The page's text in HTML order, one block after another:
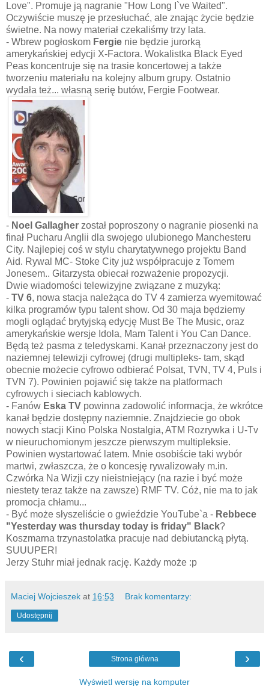
Love". Promuje ją nagranie "How Long I`ve Waited".
Oczywiście muszę je przesłuchać, ale znając życie będzie
świetne. Na nowy materiał czekaliśmy trzy lata.
- Wbrew pogłoskom Fergie nie będzie jurorką
amerykańskiej edycji X-Factora. Wokalistka Black Eyed
Peas koncentruje się na trasie koncertowej a także
tworzeniu materiału na kolejny album grupy. Ostatnio
wydała też... własną serię butów, Fergie Footwear.
- Noel Gallagher został poproszony o nagranie piosenki na
finał Pucharu Anglii dla swojego ulubionego Manchesteru
City. Najlepiej coś w stylu charytatywnego projektu Band
Aid. Rywal MC- Stoke City już współpracuje z Tomem
Jonesem.. Gitarzysta obiecał rozważenie propozycji.
Dwie wiadomości telewizyjne związane z muzyką:
- TV 6, nowa stacja należąca do TV 4 zamierza wyemitować
kilka programów typu talent show. Od 30 maja będziemy
mogli oglądać brytyjską edycję Must Be The Music, oraz
amerykańskie wersje Idola, Mam Talent i You Can Dance.
Będą też pasma z teledyskami. Kanał przeznaczony jest do
naziemnej telewizji cyfrowej (drugi multipleks- tam, skąd
obecnie możecie cyfrowo odbierać Polsat, TVN, TV 4, Puls i
TVN 7). Powinien pojawić się także na platformach
cyfrowych i sieciach kablowych.
- Fanów Eska TV powinna zadowolić informacja, że wkrótce
kanał będzie dostępny naziemnie. Znajdziecie go obok
nowych stacji Kino Polska Nostalgia, ATM Rozrywka i U-Tv
w nieuruchomionym jeszcze pierwszym multipleksie.
Powinien wystartować latem. Mnie osobiście taki wybór
martwi, zwłaszcza, że o koncesję rywalizowały m.in.
Czwórka Na Wizji czy nieistniejący (na razie i być może
niestety teraz także na zawsze) RMF TV. Cóż, nie ma to jak
promocja chłamu...
- Być może słyszeliście o gwieździe YouTube`a - Rebbece
"Yesterday was thursday today is friday" Black?
Koszmarna trzynastolatka pracuje nad debiutancką płytą.
SUUUPER!
Jerzy Stuhr miał jednak rację. Każdy może :p
Maciej Wojcieszek at 16:53 Brak komentarzy:
Udostępnij
‹ ›
Strona główna
Wyświetl wersję na komputer